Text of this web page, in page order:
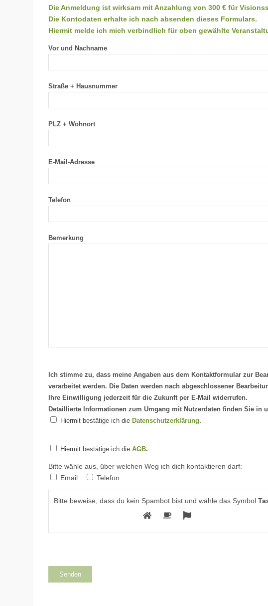
Die Anmeldung ist wirksam mit Anzahlung von 300 € für
Die Kontodaten erhalte ich nach absenden dieses Formulars.
Hiermit melde ich mich verbindlich für oben gewählte
Vor und Nachname
Straße + Hausnummer
PLZ + Wohnort
E-Mail-Adresse
Telefon
Bemerkung
Ich stimme zu, dass meine Angaben aus dem Kontaktformular zur
verarbeitet werden. Die Daten werden nach abgeschlossener
Ihre Einwilligung jederzeit für die Zukunft per E-Mail widerrufen.
Detaillierte Informationen zum Umgang mit Nutzerdaten finden Sie in
Hiermit bestätige ich die Datenschutzerklärung.
Hiermit bestätige ich die AGB.
Bitte wähle aus, über welchen Weg ich dich kontaktieren darf:
Email
Telefon
Bitte beweise, dass du kein Spambot bist und wähle das Symbol